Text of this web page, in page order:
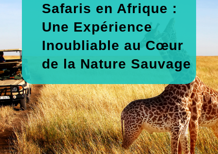
Safaris en Afrique :
Une Expérience
Inoubliable au Cœur
de la Nature Sauvage